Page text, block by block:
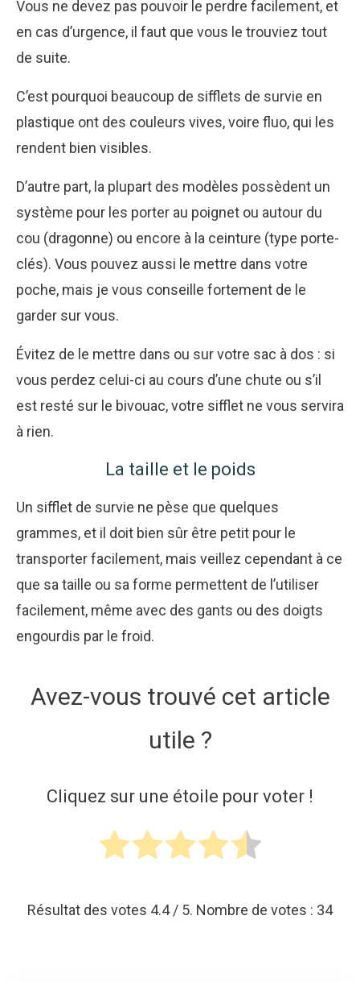
Vous ne devez pas pouvoir le perdre facilement, et
en cas d’urgence, il faut que vous le trouviez tout
de suite.
C’est pourquoi beaucoup de sifflets de survie en
plastique ont des couleurs vives, voire fluo, qui les
rendent bien visibles.
D’autre part, la plupart des modèles possèdent un
système pour les porter au poignet ou autour du
cou (dragonne) ou encore à la ceinture (type porte-
clés). Vous pouvez aussi le mettre dans votre
poche, mais je vous conseille fortement de le
garder sur vous.
Évitez de le mettre dans ou sur votre sac à dos : si
vous perdez celui-ci au cours d’une chute ou s’il
est resté sur le bivouac, votre sifflet ne vous servira
à rien.
La taille et le poids
Un sifflet de survie ne pèse que quelques
grammes, et il doit bien sûr être petit pour le
transporter facilement, mais veillez cependant à ce
que sa taille ou sa forme permettent de l’utiliser
facilement, même avec des gants ou des doigts
engourdis par le froid.
Avez-vous trouvé cet article
utile ?
Cliquez sur une étoile pour voter !
Résultat des votes 4.4/ 5. Nombre de votes : 34